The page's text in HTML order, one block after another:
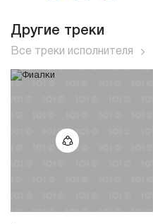
Другие треки
Все треки исполнителя